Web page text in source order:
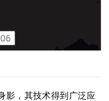
影，其技术得到广泛应